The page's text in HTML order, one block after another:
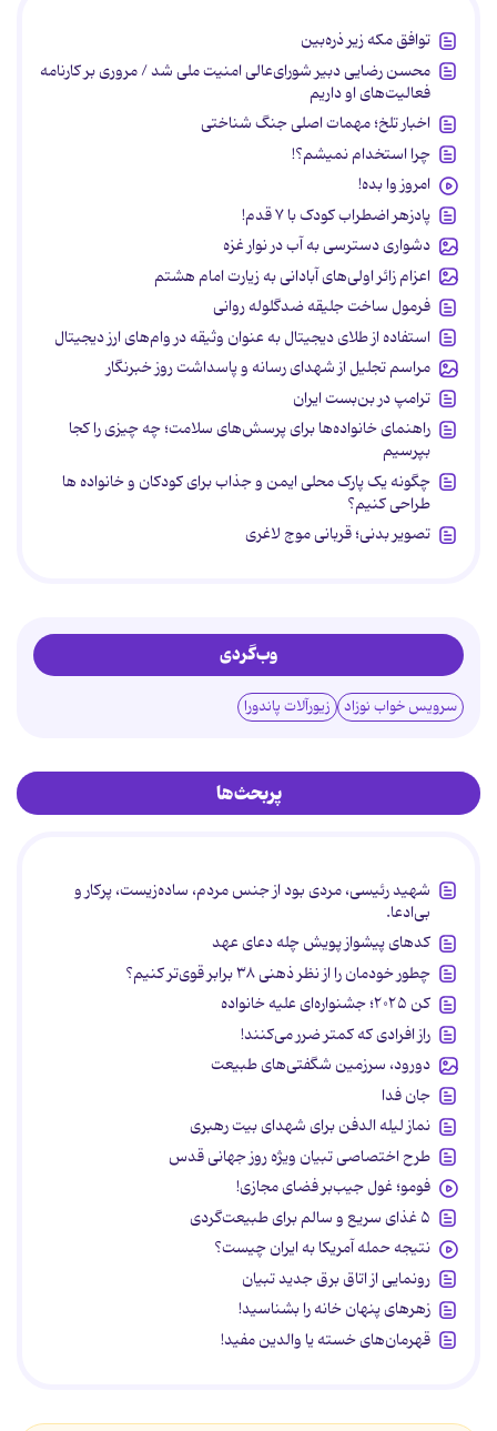
توافق مکه زیر ذره‌بین
محسن رضایی دبیر شورای‌عالی امنیت ملی شد / مروری بر کارنامه
فعالیت‌های او داریم
اخبار تلخ؛ مهمات اصلی جنگ شناختی
چرا استخدام نمیشم؟!
امروز وا بده!
پادزهر اضطراب کودک با ۷ قدم!
دشواری دسترسی به آب در نوار غزه
اعزام زائر اولی‌های آبادانی به زیارت امام هشتم
فرمول ساخت جلیقه ضدگلوله روانی
استفاده از طلای دیجیتال به عنوان وثیقه در وام‌های ارز دیجیتال
مراسم تجلیل از شهدای رسانه و پاسداشت روز خبرنگار
ترامپ در بن‌بست ایران
راهنمای خانواده‌ها برای پرسش‌های سلامت؛ چه چیزی را کجا
بپرسیم
چگونه یک پارک محلی ایمن و جذاب برای کودکان و خانواده ها
طراحی کنیم؟
تصویر بدنی؛ قربانی موج لاغری
وب‌گردی
سرویس خواب نوزاد زیورآلات پاندورا
پربحث‌ها
شهید رئیسی، مردی بود از جنس مردم، ساده‌زیست، پرکار و
بی‌ادعا.
کدهای پیشواز پویش چله دعای عهد
چطور خودمان را از نظر ذهنی ۳۸ برابر قوی‌تر کنیم؟
کن ۲۰۲۵؛ جشنواره‌ای علیه خانواده
راز افرادی که کمتر ضرر می‌کنند!
دورود، سرزمین شگفتی‌های طبیعت
جان فدا
نماز لیله الدفن برای شهدای بیت رهبری
طرح اختصاصی تبیان ویژه روز جهانی قدس
فومو؛ غول جیب‌بر فضای مجازی!
۵ غذای سریع و سالم برای طبیعت‌گردی
نتیجه حمله آمریکا به ایران چیست؟
رونمایی از اتاق برق جدید تبیان
زهرهای پنهان خانه را بشناسید!
قهرمان‌های خسته یا والدین مفید!